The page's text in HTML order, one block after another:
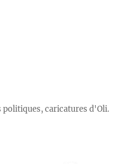
caricatures d'Oli.